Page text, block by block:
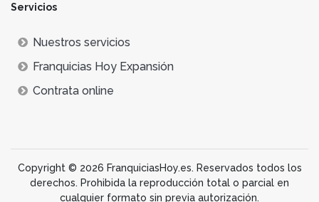
Servicios
Nuestros servicios
Franquicias Hoy Expansión
Contrata online
Copyright © 2026 FranquiciasHoy.es. Reservados todos los
derechos. Prohibida la reproducción total o parcial en
cualquier formato sin previa autorización.